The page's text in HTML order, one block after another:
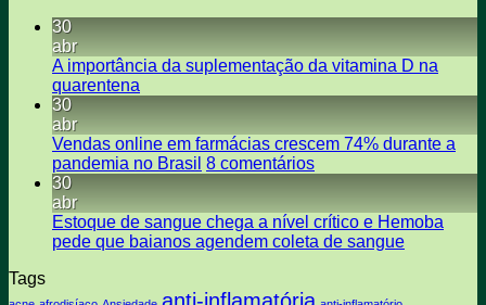
30
abr
A importância da suplementação da vitamina D na
quarentena
A
importância
da
vitamina
quarentena
30
abr
Vendas online em farmácias crescem 74% durante a
pandemia no Brasil 8 comentáriosem
em
farmácias
durante
30
abr
Estoque de sangue chega a nível crítico e Hemoba
pede que baianos agendem coleta de sangueNenhum
Tags